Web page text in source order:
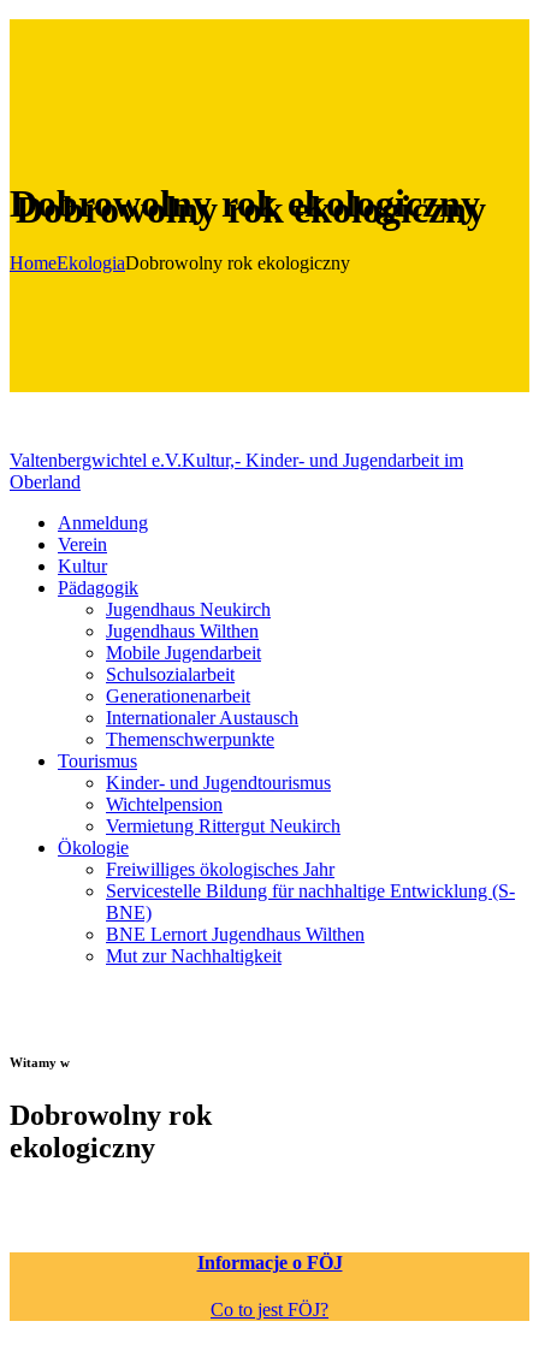
Dobrowolny rok ekologiczny
HomeEkologiaDobrowolny rok ekologiczny
Valtenbergwichtel e.V.Kultur,- Kinder- und Jugendarbeit im
Oberland
Anmeldung
Verein
Kultur
Pädagogik
Jugendhaus Neukirch
Jugendhaus Wilthen
Mobile Jugendarbeit
Schulsozialarbeit
Generationenarbeit
Internationaler Austausch
Themenschwerpunkte
Tourismus
Kinder- und Jugendtourismus
Wichtelpension
Vermietung Rittergut Neukirch
Ökologie
Freiwilliges ökologisches Jahr
Servicestelle Bildung für nachhaltige Entwicklung (S-
BNE)
BNE Lernort Jugendhaus Wilthen
Mut zur Nachhaltigkeit
Witamy w
Dobrowolny rok
ekologiczny
Informacje o FÖJ
Co to jest FÖJ?